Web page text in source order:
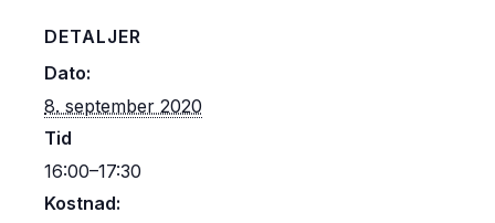
DETALJER
Dato:
8. september 2020
Tid
16:00–17:30
Kostnad: